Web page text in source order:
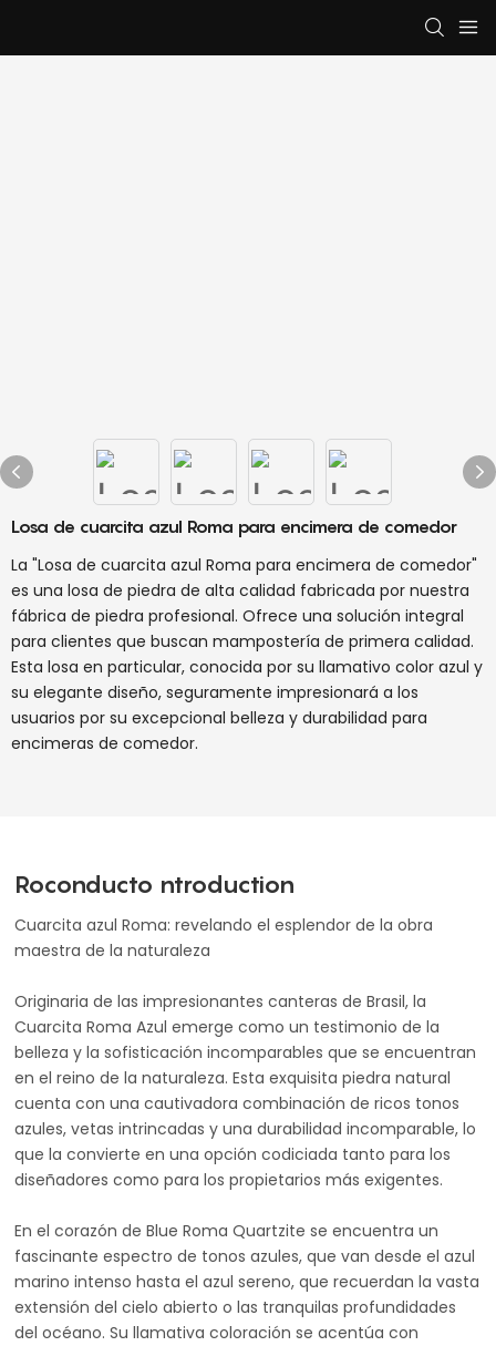
Losa de cuarcita azul Roma para encimera de comedor
La "Losa de cuarcita azul Roma para encimera de comedor"
es una losa de piedra de alta calidad fabricada por nuestra
fábrica de piedra profesional. Ofrece una solución integral
para clientes que buscan mampostería de primera calidad.
Esta losa en particular, conocida por su llamativo color azul y
su elegante diseño, seguramente impresionará a los
usuarios por su excepcional belleza y durabilidad para
encimeras de comedor.
Roconducto ntroduction
Cuarcita azul Roma: revelando el esplendor de la obra
maestra de la naturaleza
Originaria de las impresionantes canteras de Brasil, la
Cuarcita Roma Azul emerge como un testimonio de la
belleza y la sofisticación incomparables que se encuentran
en el reino de la naturaleza. Esta exquisita piedra natural
cuenta con una cautivadora combinación de ricos tonos
azules, vetas intrincadas y una durabilidad incomparable, lo
que la convierte en una opción codiciada tanto para los
diseñadores como para los propietarios más exigentes.
En el corazón de Blue Roma Quartzite se encuentra un
fascinante espectro de tonos azules, que van desde el azul
marino intenso hasta el azul sereno, que recuerdan la vasta
extensión del cielo abierto o las tranquilas profundidades
del océano. Su llamativa coloración se acentúa con